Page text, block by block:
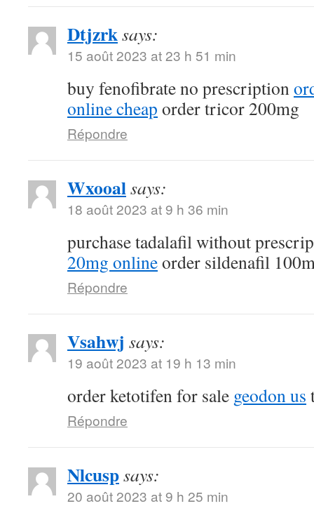
Dtjzrksays:
15 août 2023 at 23 h 51 min
buy fenofibrate no prescription
online cheap order tricor 200mg
Répondre
Wxooalsays:
18 août 2023 at 9 h 36 min
purchase tadalafil without
20mg onlineorder sildenafil
Répondre
Vsahwj says:
19 août 2023 at 19 h 13 min
order ketotifen for sale geodon us
Répondre
Nlcuspsays:
20 août 2023 at 9 h 25 min